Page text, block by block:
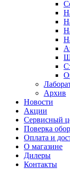
Архив
Новости
Акции
Сервисный
Поверка
Оплата и
О магазине
Дилеры
Контакты